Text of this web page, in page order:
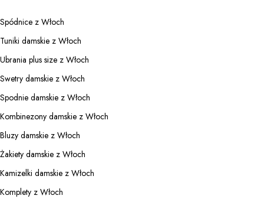
Spódnice z Włoch
Tuniki damskie z Włoch
Ubrania plus size z Włoch
Swetry damskie z Włoch
Spodnie damskie z Włoch
Kombinezony damskie z Włoch
Bluzy damskie z Włoch
Żakiety damskie z Włoch
Kamizelki damskie z Włoch
Komplety z Włoch